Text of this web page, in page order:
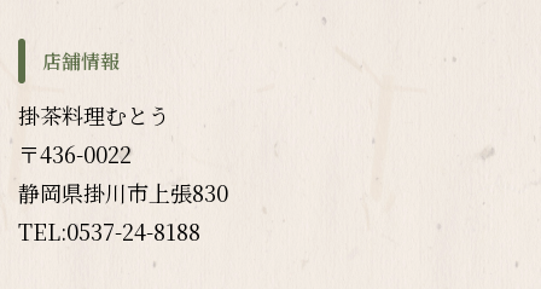
店舗情報
掛茶料理むとう
〒436-0022
静岡県掛川市上張830
TEL:0537-24-8188